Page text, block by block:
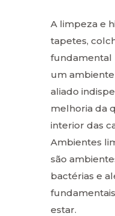
A limpeza e
tapetes,
fundamental
um
aliado
melhoria da
interior das
Ambientes
são
bactérias e
estar.